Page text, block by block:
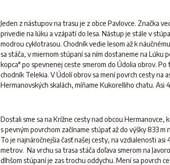
Jeden z nástupov na trasu je z obce Pavlovce. Značka
privedie na lúku a vzápätí do lesa. Nástup je stále v
modrou cyklotrasou. Chodník vedie lesom až k
sa stáča, v miernom stúpaní sa ním dostaneme na Lúku
kopca" po spevnenej ceste smerom do Údolia obrov.
chodník Telekia. V Údolí obrov sa mení povrch cesty na
Hermanovských skalách, míňame Kukorelliho chatu. Asi
Dostali sme sa na Krížne cesty nad obcou Hermanovce,
s pevným povrchom začíname stúpať až do výšky 833 m
To je najnáročnejšia časť našej cesty, na vzdialenosti
metrov. Na vrchu sa trasa stáča doľava smerom na
dlhšom stúpaní je zas trochu oddychu. Mení sa povrch